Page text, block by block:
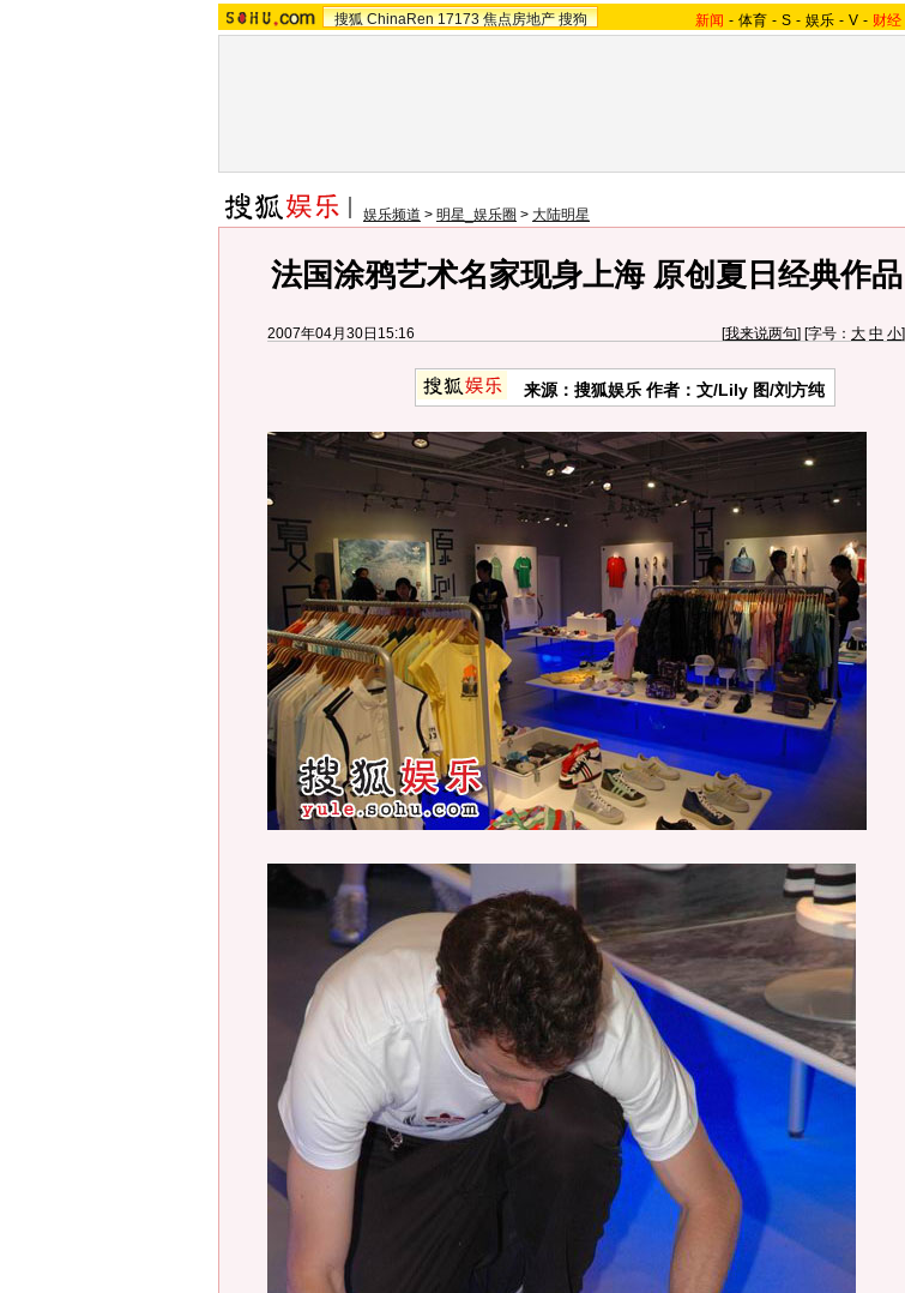
搜狐 ChinaRen 17173 焦点房地产 搜狗 新闻 - 体育 - S - 娱乐 - V - 财经
娱乐频道 > 明星_娱乐圈 > 大陆明星
法国涂鸦艺术名家现身上海 原创夏日经典作品
2007年04月30日15:16 [我来说两句] [字号： 大 中 小]
来源：搜狐娱乐 作者：文/Lily 图/刘方纯